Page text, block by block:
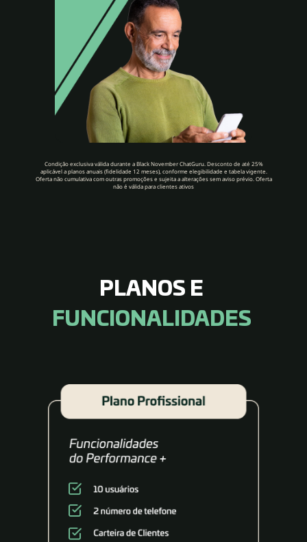
Condição exclusiva válida durante a Black November ChatGuru. Desconto de até 25%
aplicável a planos anuais (fidelidade 12 meses), conforme elegibilidade e tabela vigente.
Oferta não cumulativa com outras promoções e sujeita a alterações sem aviso prévio. Oferta
não é válida para clientes ativos
PLANOS E
FUNCIONALIDADES